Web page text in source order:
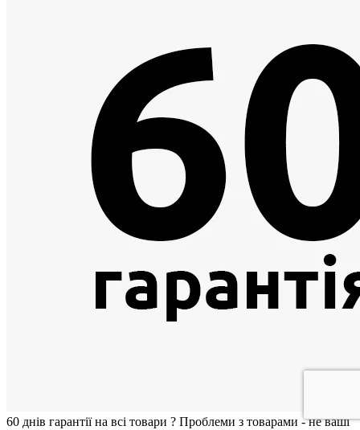
60 днiв гарантії на всi товари ? Проблеми з товарами - не ваші